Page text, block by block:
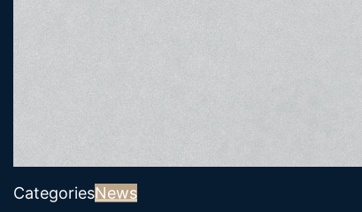
CategoriesNews